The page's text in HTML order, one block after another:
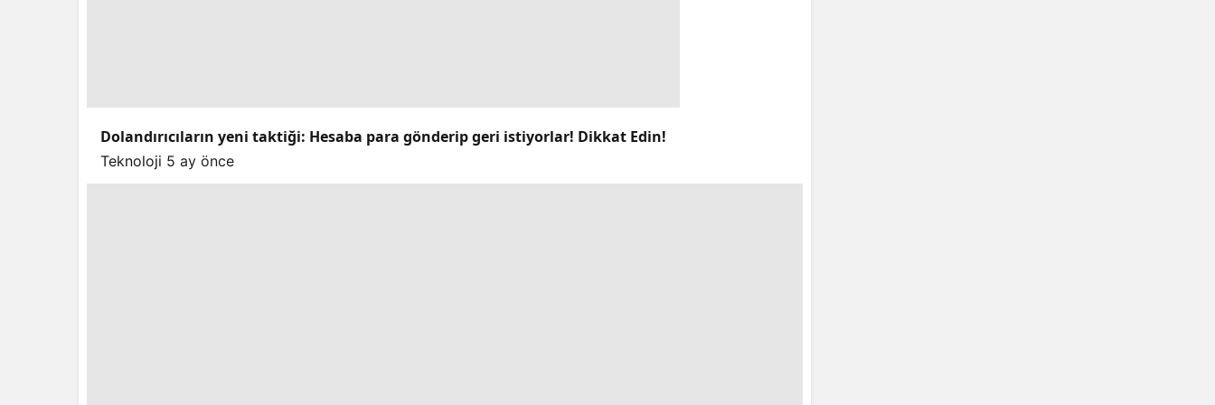
Dolandırıcıların yeni taktiği: Hesaba para gönderip geri istiyorlar! Dikkat Edin!
Teknoloji 5 ay önce